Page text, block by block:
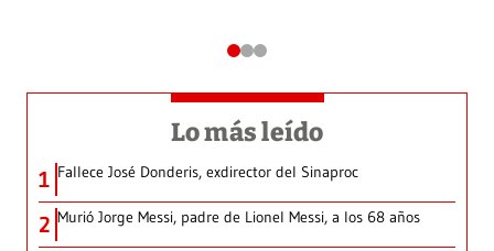
Lo más leído
1 Fallece José Donderis, exdirector del Sinaproc
2 Murió Jorge Messi, padre de Lionel Messi, a los 68 años